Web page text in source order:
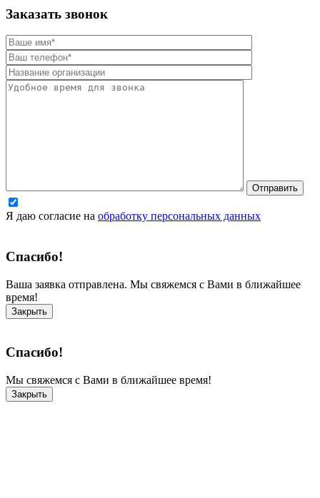
Заказать звонок
Я даю согласие на обработку персональных данных
Спасибо!
Ваша заявка отправлена. Мы свяжемся с Вами в ближайшее
время!
Закрыть
Спасибо!
Мы свяжемся с Вами в ближайшее время!
Закрыть